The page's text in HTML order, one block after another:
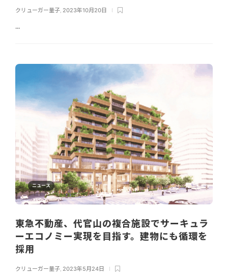
クリューガー量子 2023年10月20日
...
ニュース
東急不動産、代官山の複合施設でサーキュラ
ーエコノミー実現を目指す。建物にも循環を
採用
クリューガー量子 2023年5月24日